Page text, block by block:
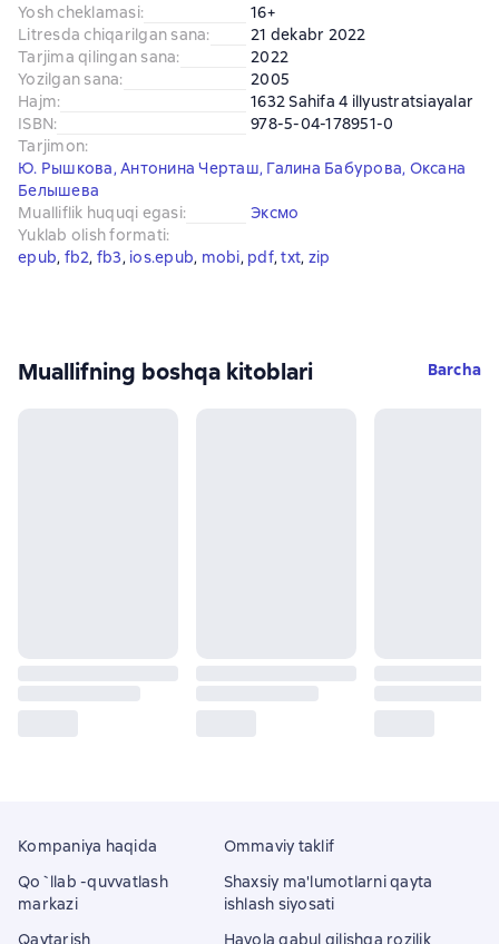
Yosh cheklamasi:
16+
Litresda chiqarilgan sana:
21 dekabr 2022
Tarjima qilingan sana:
2022
Yozilgan sana:
2005
Hajm:
1632 Sahifa 4 illyustratsiayalar
ISBN:
978-5-04-178951-0
Tarjimon:
Ю. Рышкова, Антонина Черташ, Галина Бабурова, Оксана
Белышева
Mualliflik huquqi egasi:
Эксмо
Yuklab olish formati:
epub, fb2, fb3, ios.epub, mobi, pdf, txt, zip
Muallifning boshqa kitoblari Barcha
Kompaniya haqida
Qo`llab -quvvatlash
markazi
Qaytarish
Ommaviy taklif
Shaxsiy ma'lumotlarni qayta
ishlash siyosati
Havola qabul qilishga rozilik